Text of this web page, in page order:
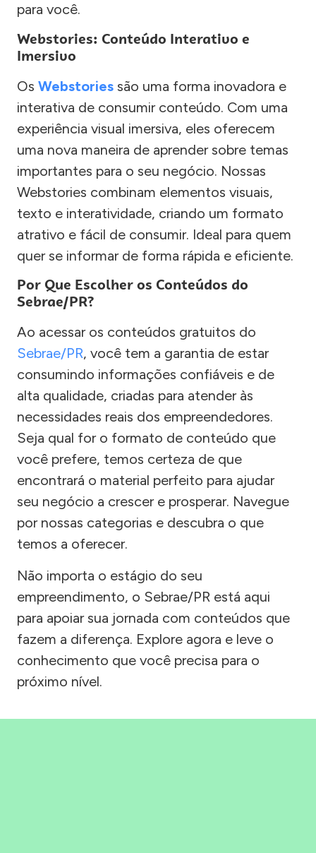
para você.
Webstories: Conteúdo Interativo e
Imersivo
Os Webstories são uma forma inovadora e
interativa de consumir conteúdo. Com uma
experiência visual imersiva, eles oferecem
uma nova maneira de aprender sobre temas
importantes para o seu negócio. Nossas
Webstories combinam elementos visuais,
texto e interatividade, criando um formato
atrativo e fácil de consumir. Ideal para quem
quer se informar de forma rápida e eficiente.
Por Que Escolher os Conteúdos do
Sebrae/PR?
Ao acessar os conteúdos gratuitos do
Sebrae/PR, você tem a garantia de estar
consumindo informações confiáveis e de
alta qualidade, criadas para atender às
necessidades reais dos empreendedores.
Seja qual for o formato de conteúdo que
você prefere, temos certeza de que
encontrará o material perfeito para ajudar
seu negócio a crescer e prosperar. Navegue
por nossas categorias e descubra o que
temos a oferecer.
Não importa o estágio do seu
empreendimento, o Sebrae/PR está aqui
para apoiar sua jornada com conteúdos que
fazem a diferença. Explore agora e leve o
conhecimento que você precisa para o
próximo nível.